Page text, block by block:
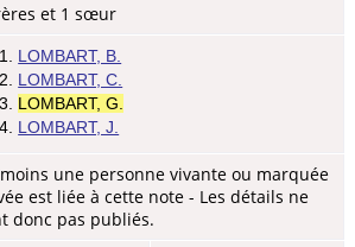
et 1 sœur
1. LOMBART, B.
2. LOMBART, C.
3. LOMBART, G.
4. LOMBART, J.
une personne vivante ou marquée
est liée à cette note - Les détails ne
donc pas publiés.